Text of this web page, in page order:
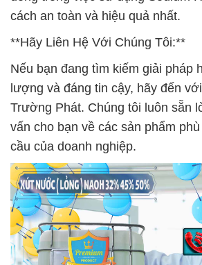
cách an toàn và hiệu quả nhất.
**Hãy Liên Hệ Với Chúng Tôi:**
Nếu bạn đang tìm kiếm giải pháp
lượng và đáng tin cậy, hãy đến
Trường Phát. Chúng tôi luôn sẵn
vấn cho bạn về các sản phẩm
cầu của doanh nghiệp.